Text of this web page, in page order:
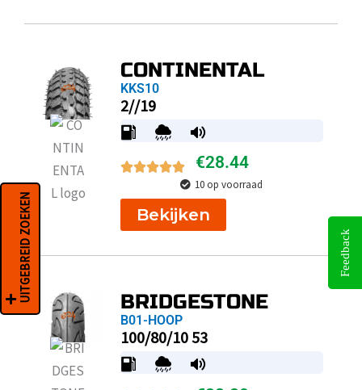
CONTINENTAL
KKS10
2//19
€28.44
10 op voorraad
Bekijken
BRIDGESTONE
B01-HOOP
100/80/10 53
UITGEBREID ZOEKEN Feedback